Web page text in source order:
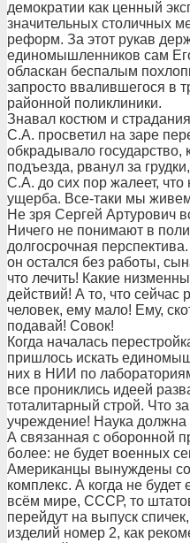
демократии как ценный
значительных столичных
реформ. За этот рукав
единомышленников сам
обласкан беспалым
запросто ввалившегося в
районной поликлиники.
Знавал костюм и
С.А. просветил на заре
обкрадывало государство,
подъезда, рванул за
С.А. до сих пор жалеет,
ущерба. Все-таки мы
Не зря Сергей Артурович
Ничего не понимают в
долгосрочная
он остался без работы,
что лечить! Какие
действий! А то, что
человек, ему мало! Ему,
подавай! Совок!
Когда началась
пришлось искать
них в НИИ по
все прониклись идеей
тоталитарный строй. Что
учреждение! Наука
А связанная с оборонной
более: не будет военных
Американцы вынуждены
комплекс. А когда не
всём мире, СССР, то
перейдут на выпуск
изделий номер 2, как